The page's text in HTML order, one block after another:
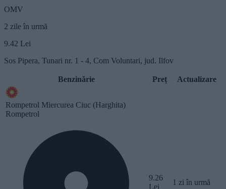
OMV
2 zile în urmă
9.42 Lei
Sos Pipera, Tunari nr. 1 - 4, Com Voluntari, jud. Ilfov
Benzinărie Preț Actualizare
Rompetrol Miercurea Ciuc (Harghita)
Rompetrol
9.26
Lei
1 zi în urmă